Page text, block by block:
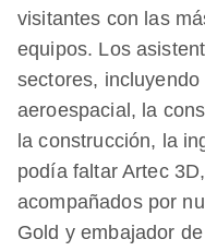
visitantes con las
equipos. Los
sectores,
aeroespacial, la
la construcción, la
podía faltar Artec
acompañados por
Gold y embajador